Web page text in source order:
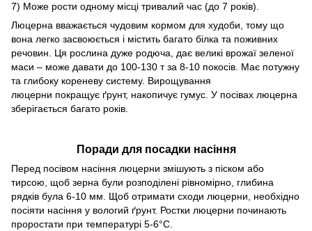
7) Може рости одному місці тривалий час (до 7 років).
Люцерна вважається чудовим кормом для худоби, тому що
вона легко засвоюється і містить багато білка та поживних
речовин. Ця рослина дуже родюча, дає великі врожаї зеленої
маси – може давати до 100-130 т за 8-10 покосів. Має потужну
та глибоку кореневу систему. Вирощування
люцерни покращує ґрунт, накопичує гумус. У посівах люцерна
зберігається багато років.
Поради для посадки насіння
Перед посівом насіння люцерни змішують з піском або
тирсою, щоб зерна були розподілені рівномірно, глибина
рядків була 6-10 мм. Щоб отримати сходи люцерни, необхідно
посіяти насіння у вологий ґрунт. Ростки люцерни починають
проростати при температурі 5-6°С.